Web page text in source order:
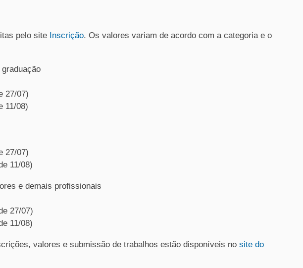
pelo site Inscrição. Os valores variam de acordo com a categoria e o
27/07)
11/08)
27/07)
11/08)
e demais profissionais
27/07)
11/08)
valores e submissão de trabalhos estão disponíveis no site do